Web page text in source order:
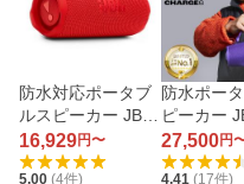
防水対応ポータブ
ルスピーカー JBL
Flip 7 JBLFLIP7RE
D Red
16,929円〜
5.00 (4件)
防水ポー
ピーカー
ge 6
6PUR
27,500円
4.41 (17件)